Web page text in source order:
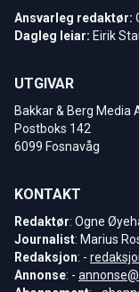
Ansvarleg redaktør:
Dagleg leiar: Eirik
UTGIVAR
Bakkar & Berg Media
Postboks 142
6099 Fosnavåg
KONTAKT
Redaktør: Ogne
Journalist: Marius
Redaksjon: -
Annonse: -